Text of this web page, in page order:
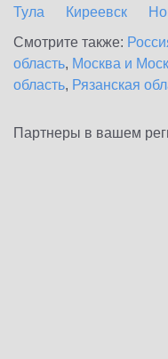
Тула
Киреевск
Смотрите также:
область, Москва и
область, Рязанская
Партнеры в вашем